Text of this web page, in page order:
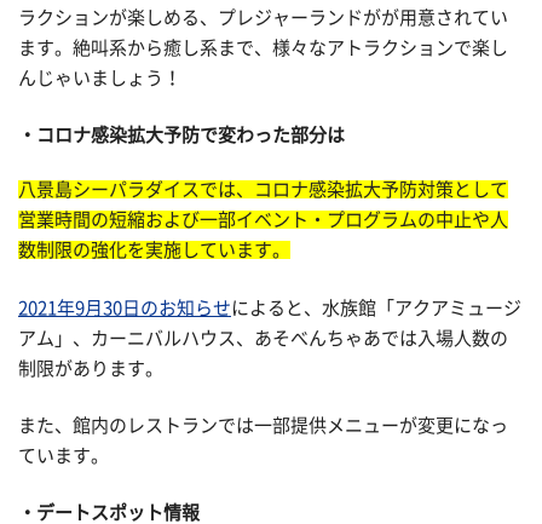
ラクションが楽しめる、プレジャーランドがが用意されてい
ます。絶叫系から癒し系まで、様々なアトラクションで楽し
んじゃいましょう！
コロナ感染拡大予防で変わった部分は
八景島シーパラダイスでは、コロナ感染拡大予防対策として
営業時間の短縮および一部イベント・プログラムの中止や人
数制限の強化を実施しています。
2021年9月30日のお知らせ によると、水族館「アクアミュージ
アム」、カーニバルハウス、あそべんちゃあでは入場人数の
制限があります。
また、館内のレストランでは一部提供メニューが変更になっ
ています。
デートスポット情報